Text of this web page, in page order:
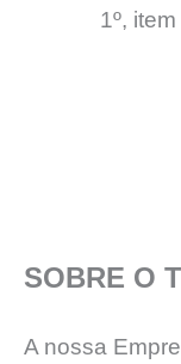
1º,
SOBRE O
A nossa